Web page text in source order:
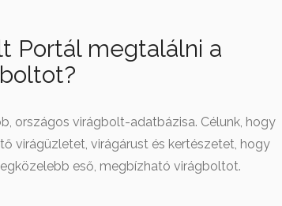
Portál megtalálni a
országos virágbolt-adatbázisa. Célunk, hogy
virágüzletet, virágárust és kertészetet, hogy
eső, megbízható virágboltot.